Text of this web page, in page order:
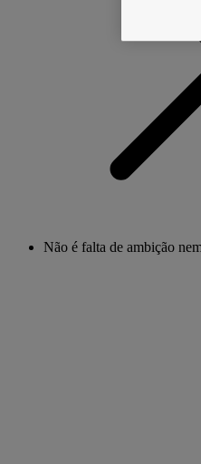
Não é falta de ambição